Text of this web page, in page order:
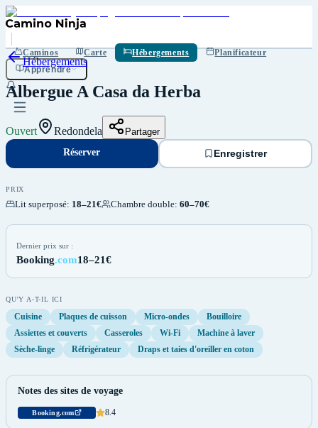
Caminos Carte Hébergements
Planificateur
Apprendre
Hébergements
Albergue A Casa da Herba
Ouvert Redondela Partager
Réserver
Réserver Enregistrer
PRIX
Lit superposé: 18–21€ Chambre double: 60–70€
Dernier prix sur :
Booking.com18–21€
QU'Y A-T-IL ICI
Cuisine Plaques de cuisson Micro-ondes
Bouilloire
Assiettes et couverts
Casseroles Wi-Fi
Machine à laver
Sèche-linge
Réfrigérateur Draps et taies d'oreiller en coton
Notes des sites de voyage
Booking.com 8.4